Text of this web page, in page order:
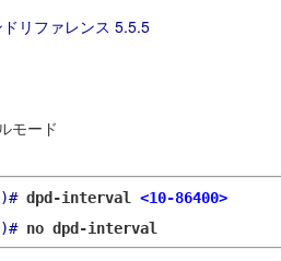
リファレンス 5.5.5
モード
dpd-interval <10-86400>
no dpd-interval